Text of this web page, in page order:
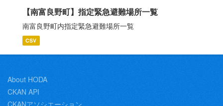
【南富良野町】指定緊急避難場所一覧
南富良野町内指定緊急避難場所一覧
CSV
About HODA
CKAN API